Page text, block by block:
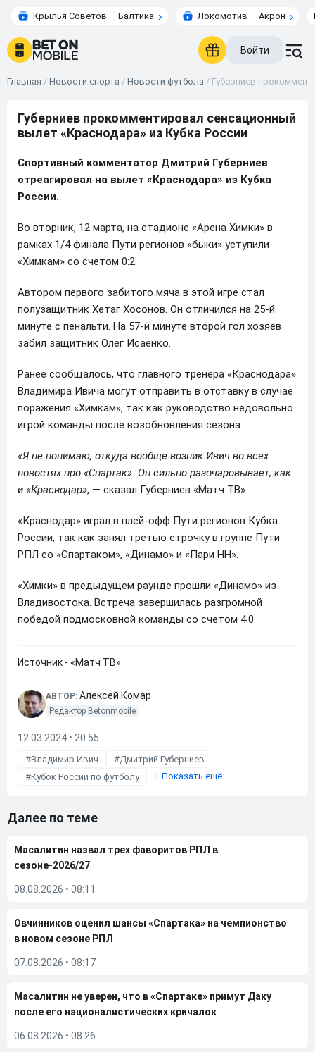
Крылья Советов — Балтика Локомотив — Акрон
Войти
Главная / Новости спорта / Новости футбола / Губерниев
Губерниев прокомментировал сенсационный
вылет «Краснодара» из Кубка России
Спортивный комментатор Дмитрий Губерниев
отреагировал на вылет «Краснодара» из Кубка
России.
Во вторник, 12 марта, на стадионе «Арена Химки» в
рамках 1/4 финала Пути регионов «быки» уступили
«Химкам» со счетом 0:2.
Автором первого забитого мяча в этой игре стал
полузащитник Хетаг Хосонов. Он отличился на 25-й
минуте с пенальти. На 57-й минуте второй гол хозяев
забил защитник Олег Исаенко.
Ранее сообщалось, что главного тренера «Краснодара»
Владимира Ивича могут отправить в отставку в случае
поражения «Химкам», так как руководство недовольно
игрой команды после возобновления сезона.
«Я не понимаю, откуда вообще возник Ивич во всех
новостях про «Спартак». Он сильно разочаровывает, как
и «Краснодар», — сказал Губерниев «Матч ТВ».
«Краснодар» играл в плей-офф Пути регионов Кубка
России, так как занял третью строчку в группе Пути
РПЛ со «Спартаком», «Динамо» и «Пари НН».
«Химки» в предыдущем раунде прошли «Динамо» из
Владивостока. Встреча завершилась разгромной
победой подмосковной команды со счетом 4:0.
Источник - «Матч ТВ»
АВТОР: Алексей Комар
Редактор Betonmobile
12.03.2024 • 20:55
Владимир Ивич
Дмитрий Губерниев
Кубок России по футболу
+ Показать ещё
Далее по теме
Масалитин назвал трех фаворитов РПЛ в
сезоне-2026/27
08.08.2026 • 08:11
Овчинников оценил шансы «Спартака» на чемпионство
в новом сезоне РПЛ
07.08.2026 • 08:17
Масалитин не уверен, что в «Спартаке» примут Даку
после его националистических кричалок
06.08.2026 • 08:26